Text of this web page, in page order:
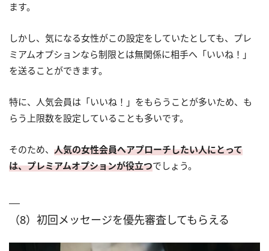
ます。
しかし、気になる女性がこの設定をしていたとしても、プレ
ミアムオプションなら制限とは無関係に相手へ「いいね！」
を送ることができます。
特に、人気会員は「いいね！」をもらうことが多いため、も
らう上限数を設定していることも多いです。
そのため、 人気の女性会員へアプローチしたい人にとって
は、プレミアムオプションが役立つでしょう。
（8）初回メッセージを優先審査してもらえる